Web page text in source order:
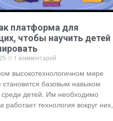
платформа для
чтобы научить детей
1 комментарий
высокотехнологичном мире
становится базовым навыком
среди детей. Им необходимо
работает технология вокруг них,